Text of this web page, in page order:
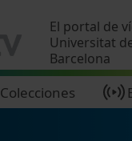
El portal de
Universitat
Barcelona
Colecciones